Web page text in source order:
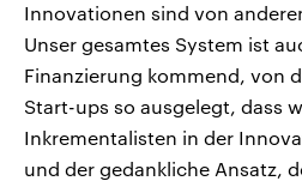
Innovationen sind von
Unser gesamtes System ist
Finanzierung kommend, von
Start-ups so ausgelegt, dass
Inkrementalisten in der
und der gedankliche Ansatz,